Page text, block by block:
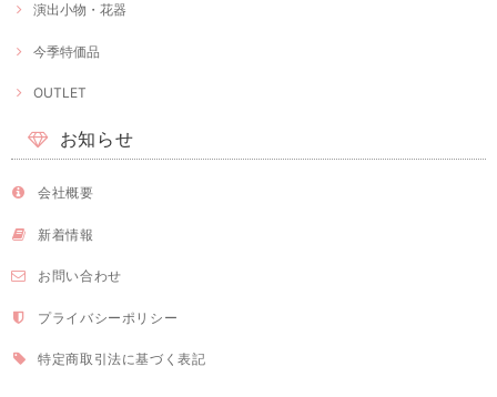
演出小物・花器
今季特価品
OUTLET
お知らせ
会社概要
新着情報
お問い合わせ
プライバシーポリシー
特定商取引法に基づく表記